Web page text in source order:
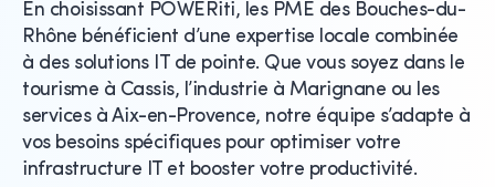
En choisissant POWERiti, les PME des Bouches-du-
Rhône bénéficient d’une expertise locale combinée
à des solutions IT de pointe. Que vous soyez dans le
tourisme à Cassis, l’industrie à Marignane ou les
services à Aix-en-Provence, notre équipe s’adapte à
vos besoins spécifiques pour optimiser votre
infrastructure IT et booster votre productivité.